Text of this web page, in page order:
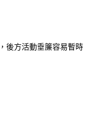
後方活動垂簾容易暫時